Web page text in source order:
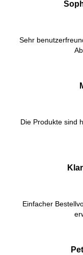
Sehr
Die Produkte sind
Einfacher